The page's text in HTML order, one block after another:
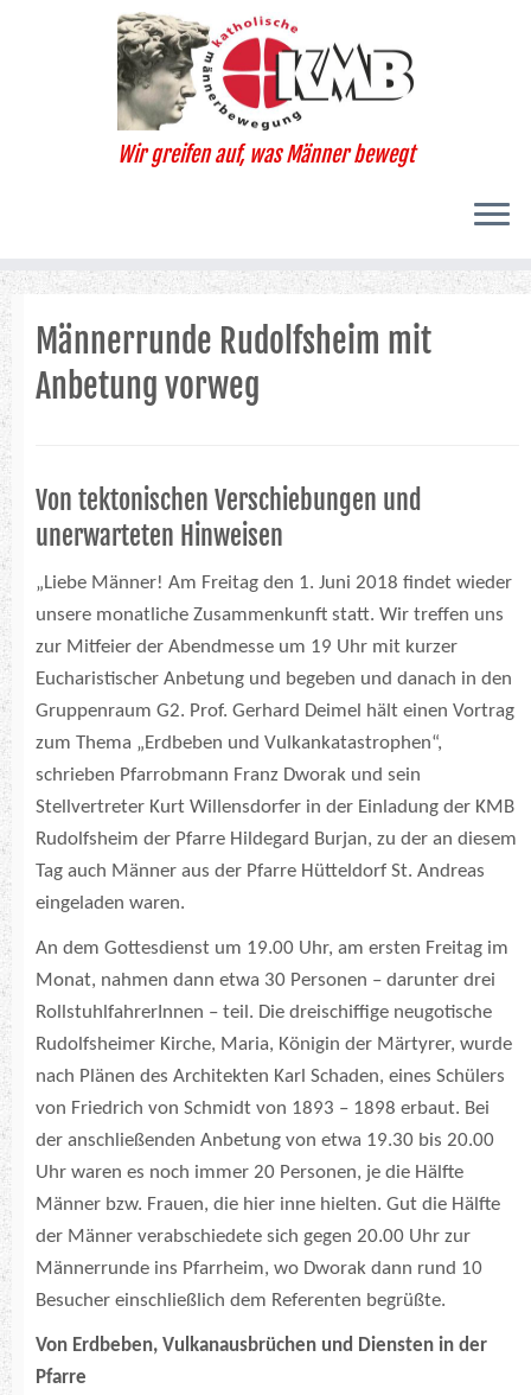
Wir greifen auf, was Männer bewegt
Männerrunde Rudolfsheim mit
Anbetung vorweg
Von tektonischen Verschiebungen und
unerwarteten Hinweisen
„Liebe Männer! Am Freitag den 1. Juni 2018 findet wieder
unsere monatliche Zusammenkunft statt. Wir treffen uns
zur Mitfeier der Abendmesse um 19 Uhr mit kurzer
Eucharistischer Anbetung und begeben und danach in den
Gruppenraum G2. Prof. Gerhard Deimel hält einen Vortrag
zum Thema „Erdbeben und Vulkankatastrophen“,
schrieben Pfarrobmann Franz Dworak und sein
Stellvertreter Kurt Willensdorfer in der Einladung der KMB
Rudolfsheim der Pfarre Hildegard Burjan, zu der an diesem
Tag auch Männer aus der Pfarre Hütteldorf St. Andreas
eingeladen waren.
An dem Gottesdienst um 19.00 Uhr, am ersten Freitag im
Monat, nahmen dann etwa 30 Personen – darunter drei
RollstuhlfahrerInnen – teil. Die dreischiffige neugotische
Rudolfsheimer Kirche, Maria, Königin der Märtyrer, wurde
nach Plänen des Architekten Karl Schaden, eines Schülers
von Friedrich von Schmidt von 1893 – 1898 erbaut. Bei
der anschließenden Anbetung von etwa 19.30 bis 20.00
Uhr waren es noch immer 20 Personen, je die Hälfte
Männer bzw. Frauen, die hier inne hielten. Gut die Hälfte
der Männer verabschiedete sich gegen 20.00 Uhr zur
Männerrunde ins Pfarrheim, wo Dworak dann rund 10
Besucher einschließlich dem Referenten begrüßte.
Von Erdbeben, Vulkanausbrüchen und Diensten in der
Pfarre